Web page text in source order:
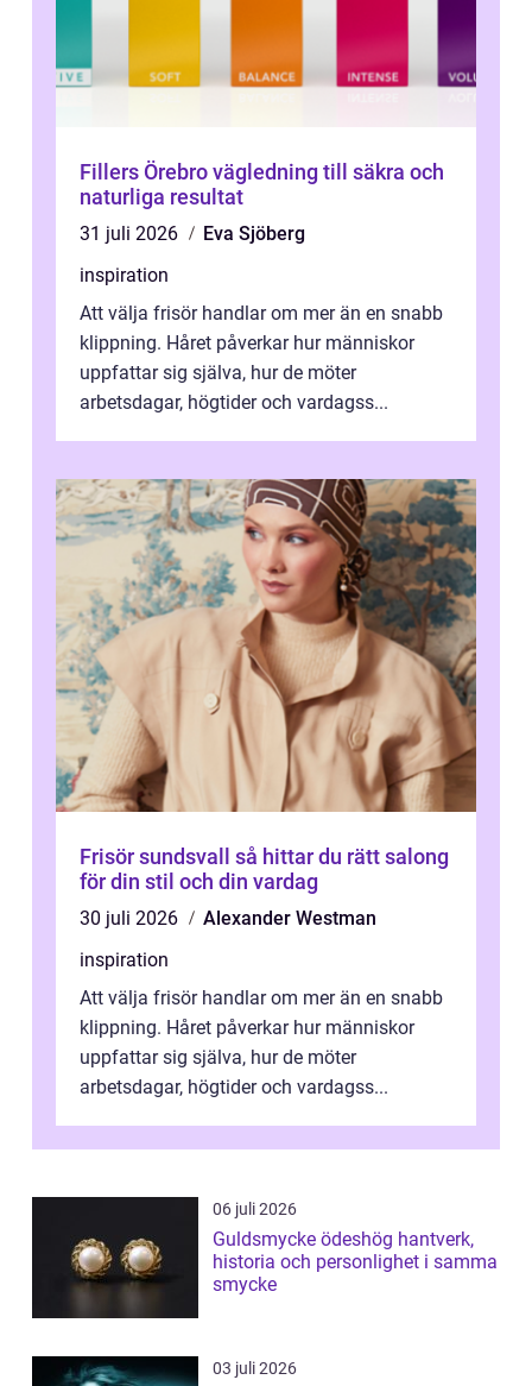
Fillers Örebro vägledning till säkra och
naturliga resultat
31 juli 2026
Eva Sjöberg
inspiration
Att välja frisör handlar om mer än en snabb
klippning. Håret påverkar hur människor
uppfattar sig själva, hur de möter
arbetsdagar, högtider och vardagss...
Frisör sundsvall så hittar du rätt salong
för din stil och din vardag
30 juli 2026
Alexander Westman
inspiration
Att välja frisör handlar om mer än en snabb
klippning. Håret påverkar hur människor
uppfattar sig själva, hur de möter
arbetsdagar, högtider och vardagss...
06 juli 2026
Guldsmycke ödeshög hantverk,
historia och personlighet i samma
smycke
03 juli 2026